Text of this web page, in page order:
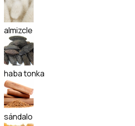
almizcle
haba tonka
sándalo